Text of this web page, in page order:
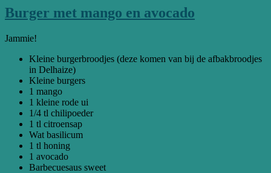
Burger met mango en avocado
Jammie!
Kleine burgerbroodjes (deze komen van bij de afbakbroodjes
in Delhaize)
Kleine burgers
1 mango
1 kleine rode ui
1/4 tl chilipoeder
1 tl citroensap
Wat basilicum
1 tl honing
1 avocado
Barbecuesaus sweet